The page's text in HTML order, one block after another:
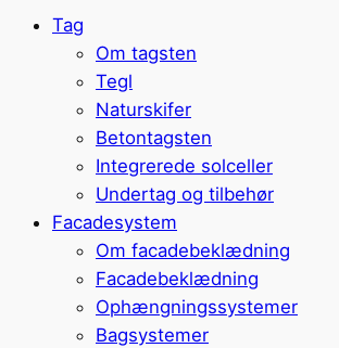
Tag
Om tagsten
Tegl
Naturskifer
Betontagsten
Integrerede solceller
Undertag og tilbehør
Facadesystem
Om facadebeklædning
Facadebeklædning
Ophængningssystemer
Bagsystemer